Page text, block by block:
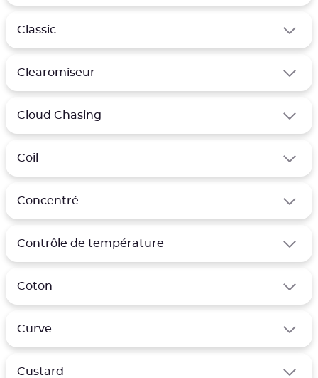
Classic
Clearomiseur
Cloud Chasing
Coil
Concentré
Contrôle de température
Coton
Curve
Custard